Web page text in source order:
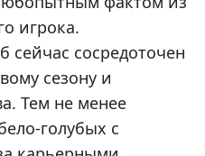
игрока.
сейчас сосредоточен
сезону и
Тем не менее
голубых с